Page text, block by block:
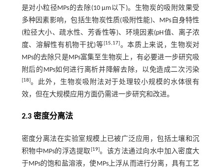
是对小粒径MPs的去除(10 μm以下)。生物炭的吸附效果受
多种因素影响，包括生物炭性质(吸附性能)、MPs自身特性
(粒径大小、疏水性、芳香性等)、环境因素(pH值、离子浓
度、溶解性有机物干扰)等[15,17]。本质上来说，生物炭对
MPs的去除只是MPs富集至生物炭上，有必要进一步研究吸
附后的MPs如何进行离析并降解去除，以免造成二次污染
[18]。此外，生物炭吸附法对于处理较小规模的水体很有
效，但在大规模应用方面仍需进一步研究和改进。
2.3 密度分离法
密度分离法在实验室规模上已被广泛应用，包括土壤和沉
积物中MPs的浮选提取 [19]。该方法通过向水中加入密度大
于MPs的饱和盐溶液，使MPs上浮从而进行分离，具有工艺